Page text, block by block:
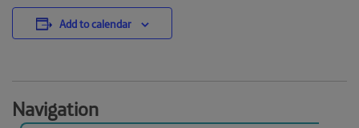
Add to calendar
Navigation